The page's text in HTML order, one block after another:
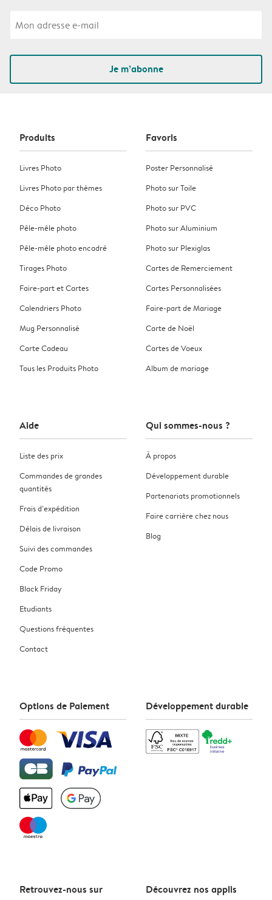
Je m’abonne
Produits
Livres Photo
Livres Photo par thèmes
Déco Photo
Pêle-mêle photo
Pêle-mêle photo encadré
Tirages Photo
Faire-part et Cartes
Calendriers Photo
Mug Personnalisé
Carte Cadeau
Tous les Produits Photo
Favoris
Poster Personnalisé
Photo sur Toile
Photo sur PVC
Photo sur Aluminium
Photo sur Plexiglas
Cartes de Remerciement
Cartes Personnalisées
Faire-part de Mariage
Carte de Noël
Cartes de Voeux
Album de mariage
Aide
Liste des prix
Commandes de grandes
quantités
Frais d’expédition
Délais de livraison
Suivi des commandes
Code Promo
Black Friday
Etudiants
Questions fréquentes
Contact
Qui sommes-nous ?
À propos
Développement durable
Partenariats promotionnels
Faire carrière chez nous
Blog
Options de Paiement Développement durable
Retrouvez-nous sur Découvrez nos applis